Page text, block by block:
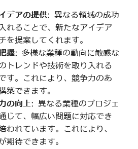
デアの提供: 異なる領域の成功
れることで、新たなアイデア
を提案してくれます。
握: 多様な業種の動向に敏感な
トレンドや技術を取り入れる
す。これにより、競争力のあ
築できます。
の向上: 異なる業種のプロジェ
じて、幅広い問題に対応でき
われています。これにより、
期待できます。